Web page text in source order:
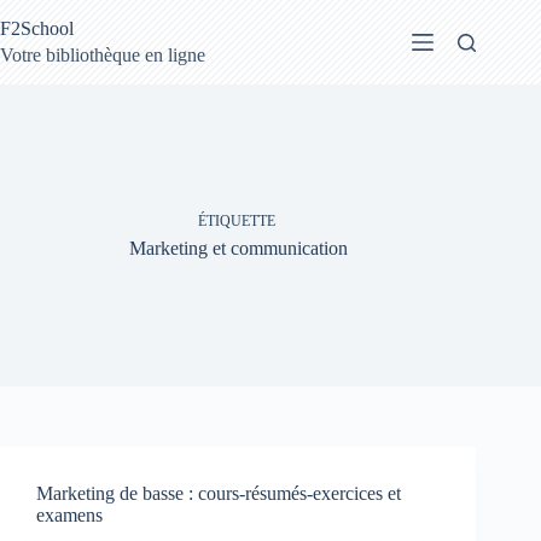
au
contenu
F2School
Votre bibliothèque en ligne
ÉTIQUETTE
Marketing et communication
Marketing de basse : cours-résumés-exercices et
examens